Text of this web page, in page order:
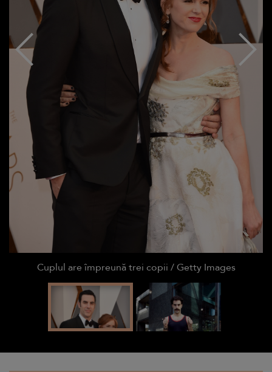
Cuplul are împreună trei copii / Getty Images